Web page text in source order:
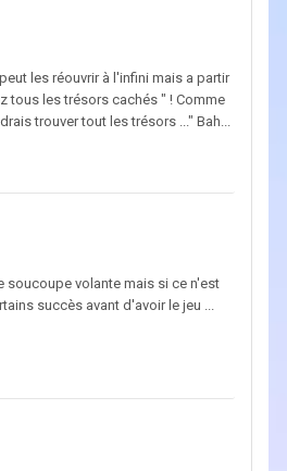
les réouvrir à l'infini mais a partir
tous les trésors cachés " ! Comme
trouver tout les trésors ..." Bah...
soucoupe volante mais si ce n'est
succès avant d'avoir le jeu ...